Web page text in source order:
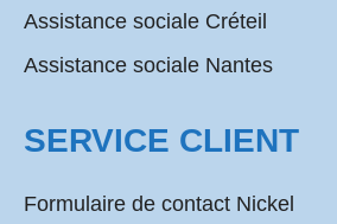
Assistance sociale Créteil
Assistance sociale Nantes
SERVICE CLIENT
Formulaire de contact Nickel